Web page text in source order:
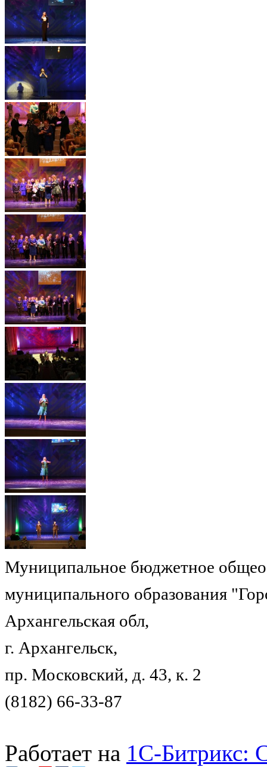
Муниципальное бюджетное
муниципального образования
Архангельская обл,
г. Архангельск,
пр. Московский, д. 43, к. 2
(8182) 66-33-87
Работает на 1C-Битрикс: